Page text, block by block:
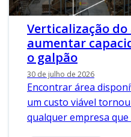
Verticalização
aumentar
o galpão
30 de julho de 2026
Encontrar área
um custo viável
qualquer empresa que